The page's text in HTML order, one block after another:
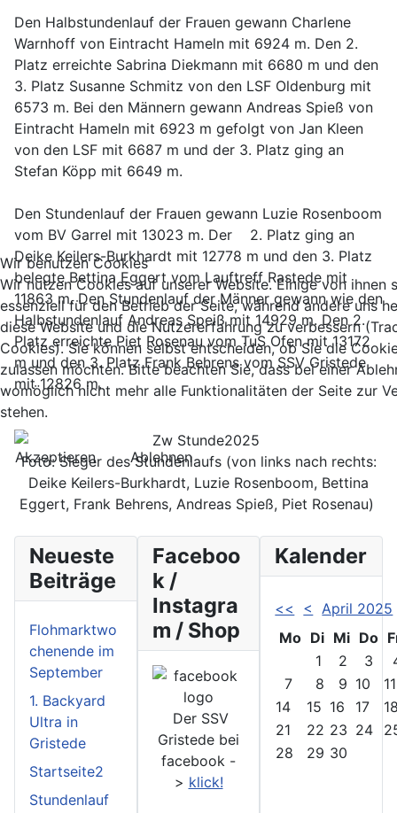
Den Halbstundenlauf der Frauen gewann Charlene
Warnhoff von Eintracht Hameln mit 6924 m. Den 2.
Platz erreichte Sabrina Diekmann mit 6680 m und den
3. Platz Susanne Schmitz von den LSF Oldenburg mit
6573 m. Bei den Männern gewann Andreas Spieß von
Eintracht Hameln mit 6923 m gefolgt von Jan Kleen
von den LSF mit 6687 m und der 3. Platz ging an
Stefan Köpp mit 6649 m.
Den Stundenlauf der Frauen gewann Luzie Rosenboom
vom BV Garrel mit 13023 m. Der 2. Platz ging an
Deike Keilers-Burkhardt mit 12778 m und den 3. Platz
belegte Bettina Eggert vom Lauftreff Rastede mit
11863 m. Den Stundenlauf der Männer gewann wie den
Halbstundenlauf Andreas Speiß mit 14929 m. Den 2.
Platz erreichte Piet Rosenau vom TuS Ofen mit 13172
m und den 3. Platz Frank Behrens vom SSV Gristede
mit 12826 m.
Foto: Sieger des Stundenlaufs (von links nach rechts:
Deike Keilers-Burkhardt, Luzie Rosenboom, Bettina
Eggert, Frank Behrens, Andreas Spieß, Piet Rosenau)
Neueste
Beiträge
Flohmarktwo
chenende im
September
1. Backyard
Ultra in
Gristede
Startseite2
Stundenlauf
Faceboo
k /
Instagra
m / Shop
Der SSV
Gristede bei
facebook -
> klick!
Kalender
<< <
April 2025
Mo Di Mi Do
1
2 3
7
8 9 10
11
14
15 16 17
21
22 23 24
28
29 30
Wir benutzen Cookies
Wir nutzen Cookies auf unserer Website. Einige von ihnen
essenziell für den Betrieb der Seite, während andere uns
diese Website und die Nutzererfahrung zu verbessern
Cookies). Sie können selbst entscheiden, ob Sie die
zulassen möchten. Bitte beachten Sie, dass bei einer
womöglich nicht mehr alle Funktionalitäten der Seite zur
stehen.
Akzeptieren Ablehnen